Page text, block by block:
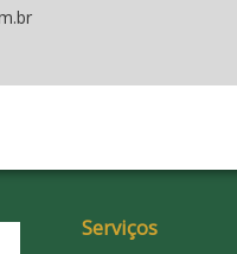
Serviços